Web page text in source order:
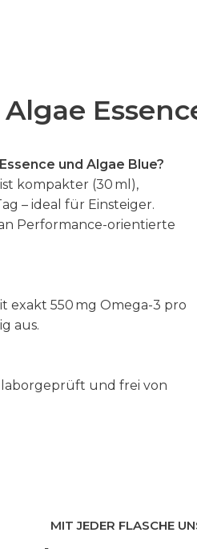
und Algae Blue?
kompakter (30 ml),
– ideal für Einsteiger.
Performance-orientierte
exakt 550 mg Omega-3 pro
aus.
laborgeprüft und frei von
MIT JEDER FLASCHE